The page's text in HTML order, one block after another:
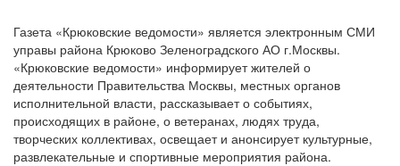
Газета «Крюковские ведомости» является электронным СМИ
управы района Крюково Зеленоградского АО г.Москвы.
«Крюковские ведомости» информирует жителей о
деятельности Правительства Москвы, местных органов
исполнительной власти, рассказывает о событиях,
происходящих в районе, о ветеранах, людях труда,
творческих коллективах, освещает и анонсирует культурные,
развлекательные и спортивные мероприятия района.